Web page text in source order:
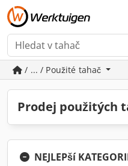
/ ... / Použité tahač
Prodej použitých
NEJLEPší